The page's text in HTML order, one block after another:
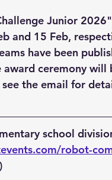
Junior
and 15 Feb,
have been
award ceremony
see the email for
school
robot-
)